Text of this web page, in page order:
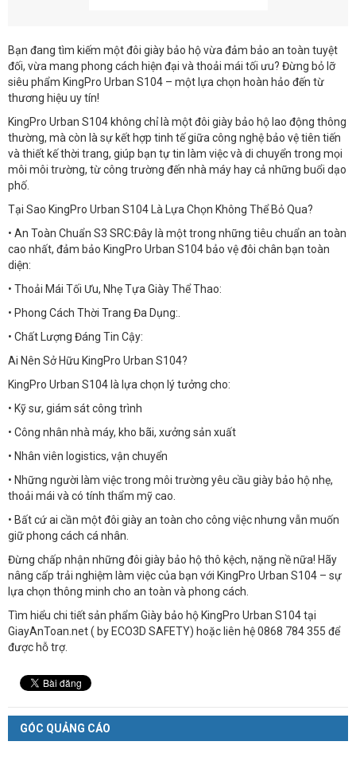
Bạn đang tìm kiếm một đôi giày bảo hộ vừa đảm bảo an toàn tuyệt
đối, vừa mang phong cách hiện đại và thoải mái tối ưu? Đừng bỏ lỡ
siêu phẩm KingPro Urban S104 – một lựa chọn hoàn hảo đến từ
thương hiệu uy tín!
KingPro Urban S104 không chỉ là một đôi giày bảo hộ lao động thông
thường, mà còn là sự kết hợp tinh tế giữa công nghệ bảo vệ tiên tiến
và thiết kế thời trang, giúp bạn tự tin làm việc và di chuyển trong mọi
môi môi trường, từ công trường đến nhà máy hay cả những buổi dạo
phố.
Tại Sao KingPro Urban S104 Là Lựa Chọn Không Thể Bỏ Qua?
• An Toàn Chuẩn S3 SRC:Đây là một trong những tiêu chuẩn an toàn
cao nhất, đảm bảo KingPro Urban S104 bảo vệ đôi chân bạn toàn
diện:
• Thoải Mái Tối Ưu, Nhẹ Tựa Giày Thể Thao:
• Phong Cách Thời Trang Đa Dụng:.
• Chất Lượng Đáng Tin Cậy:
Ai Nên Sở Hữu KingPro Urban S104?
KingPro Urban S104 là lựa chọn lý tưởng cho:
• Kỹ sư, giám sát công trình
• Công nhân nhà máy, kho bãi, xưởng sản xuất
• Nhân viên logistics, vận chuyển
• Những người làm việc trong môi trường yêu cầu giày bảo hộ nhẹ,
thoải mái và có tính thẩm mỹ cao.
• Bất cứ ai cần một đôi giày an toàn cho công việc nhưng vẫn muốn
giữ phong cách cá nhân.
Đừng chấp nhận những đôi giày bảo hộ thô kệch, nặng nề nữa! Hãy
nâng cấp trải nghiệm làm việc của bạn với KingPro Urban S104 – sự
lựa chọn thông minh cho an toàn và phong cách.
Tìm hiểu chi tiết sản phẩm Giày bảo hộ KingPro Urban S104 tại
GiayAnToan.net ( by ECO3D SAFETY) hoặc liên hệ 0868 784 355 để
được hỗ trợ.
GÓC QUẢNG CÁO